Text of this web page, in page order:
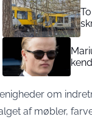
om
af møbler,